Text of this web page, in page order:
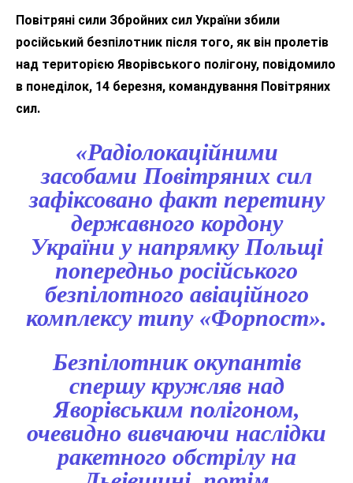
Повітряні сили Збройних сил України збили
російський безпілотник після того, як він пролетів
над територією Яворівського полігону, повідомило
в понеділок, 14 березня, командування Повітряних
сил.
«Радіолокаційними
засобами Повітряних сил
зафіксовано факт перетину
державного кордону
України у напрямку Польщі
попередньо російського
безпілотного авіаційного
комплексу типу «Форпост».
Безпілотник окупантів
спершу кружляв над
Яворівським полігоном,
очевидно вивчаючи наслідки
ракетного обстрілу на